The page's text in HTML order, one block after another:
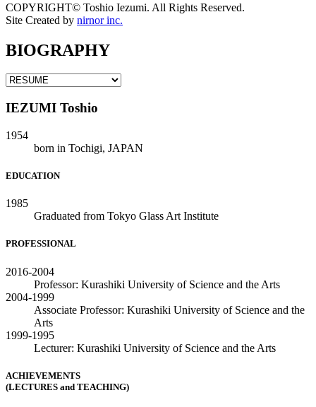
COPYRIGHT© Toshio Iezumi. All Rights Reserved.
Site Created by nirnor inc.
BIOGRAPHY
IEZUMI Toshio
1954
born in Tochigi, JAPAN
EDUCATION
1985
Graduated from Tokyo Glass Art Institute
PROFESSIONAL
2016-2004
Professor: Kurashiki University of Science and the Arts
2004-1999
Associate Professor: Kurashiki University of Science and the
Arts
1999-1995
Lecturer: Kurashiki University of Science and the Arts
ACHIEVEMENTS
(LECTURES and TEACHING)